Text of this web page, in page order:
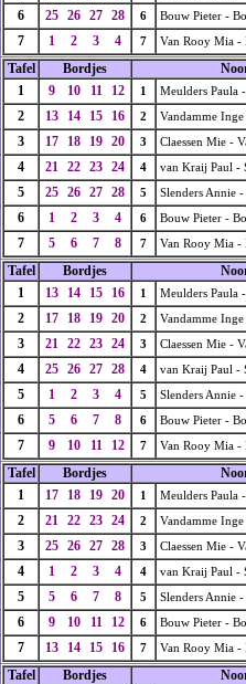
6 25 26 27 28 6 Bouw Pieter -
7 1 2 3 4 7 Van Rooy Mia -
Tafel Bordjes
1
9 10 11 12 1 Meulders Paula
2 13 14 15 16 2 Vandamme
3 17 18 19 20 3 Claessen Mie -
4 21 22 23 24 4 van Kraij Paul -
5 25 26 27 28 5 Slenders Annie -
6 1 2 3 4 6 Bouw Pieter -
7 5 6 7 8 7 Van Rooy Mia -
Tafel Bordjes
1
13 14 15 16 1 Meulders Paula
2 17 18 19 20 2 Vandamme
3 21 22 23 24 3 Claessen Mie -
4 25 26 27 28 4 van Kraij Paul -
5 1 2 3 4 5 Slenders Annie -
6 5 6 7 8 6 Bouw Pieter -
7 9 10 11 12 7 Van Rooy Mia -
Tafel Bordjes
1
17 18 19 20 1 Meulders Paula
2 21 22 23 24 2 Vandamme
3 25 26 27 28 3 Claessen Mie -
4 1 2 3 4 4 van Kraij Paul -
5 5 6 7 8 5 Slenders Annie -
6 9 10 11 12 6 Bouw Pieter -
7 13 14 15 16 7 Van Rooy Mia -
Tafel Bordjes